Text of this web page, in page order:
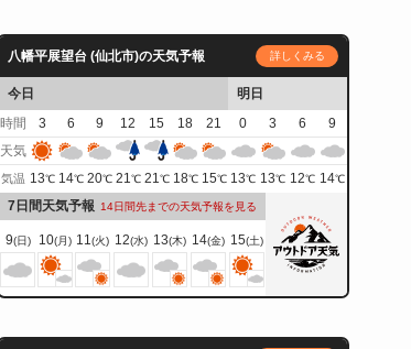
八幡平展望台 (仙北市)の天気予報 詳しくみる
今日
明日
時間
3 6 9 12 15 18 21 0 3 6
9
天気
気温 13℃ 14℃ 20℃ 21℃ 21℃ 18℃ 15℃ 13℃ 13℃ 12℃ 14℃
7日間天気予報 14日間先までの天気予報を見る
9(日) 10(月) 11(火) 12(水) 13(木) 14(金) 15(土)